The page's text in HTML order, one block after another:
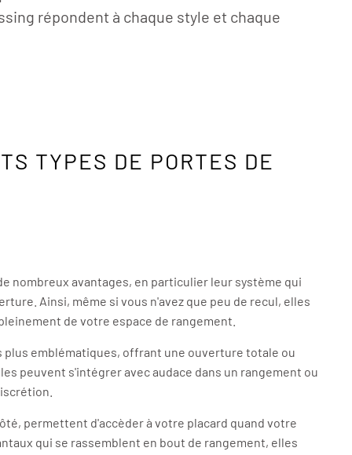
répondent à chaque style et chaque
TYPES DE PORTES DE
nombreux avantages, en particulier leur système qui
Ainsi, même si vous n'avez que peu de recul, elles
de votre espace de rangement.
plus emblématiques, offrant une ouverture totale ou
peuvent s'intégrer avec audace dans un rangement ou
permettent d'accèder à votre placard quand votre
qui se rassemblent en bout de rangement, elles